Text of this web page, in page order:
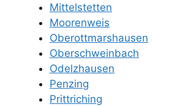
Mittelstetten
Moorenweis
Oberottmarshausen
Oberschweinbach
Odelzhausen
Penzing
Prittriching